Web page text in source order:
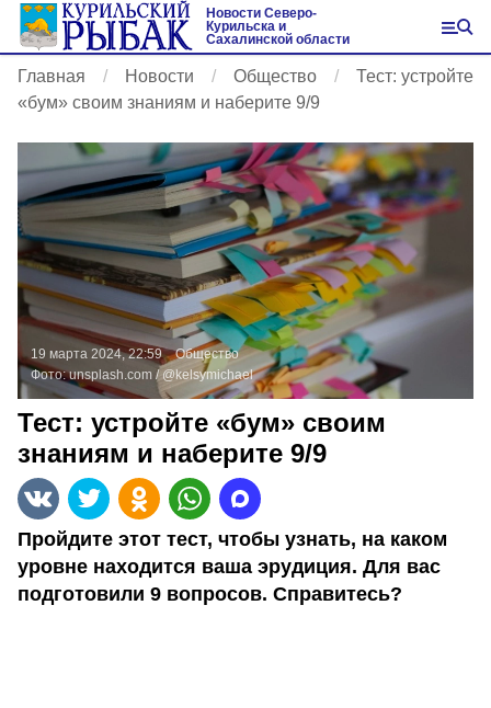
Новости Северо-
Курильска и
Сахалинской области
Главная Новости Общество
Тест: устройте
«бум» своим знаниям и наберите 9/9
19 марта 2024, 22:59
Общество
Фото:unsplash.com / @kelsymichael
Тест: устройте «бум» своим
знаниям и наберите 9/9
Пройдите этот тест, чтобы узнать, на каком
уровне находится ваша эрудиция. Для вас
подготовили 9 вопросов. Справитесь?